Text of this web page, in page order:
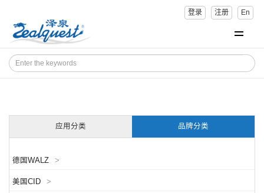
登录 注册 En
应用分类 品牌分类
德国WALZ >
美国CID >